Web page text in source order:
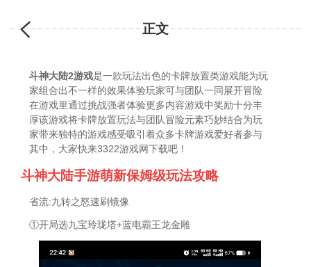
正文
斗神大陆2游戏是一款玩法出色的卡牌放置类游戏能为玩
家组合出不一样的效果体验玩家可与团队一同展开冒险
在游戏里通过挑战强者体验更多内容游戏中奖励十分丰
厚该游戏将卡牌放置玩法与团队冒险元素巧妙结合为玩
家带来独特的游戏感受吸引着众多卡牌游戏爱好者参与
其中，大家快来3322游戏网下载吧！
斗神大陆手游萌新保姆级玩法攻略
省流:九转之怒速刷镜像
①开局选九宝玲珑塔+蓝电霸王龙金雕